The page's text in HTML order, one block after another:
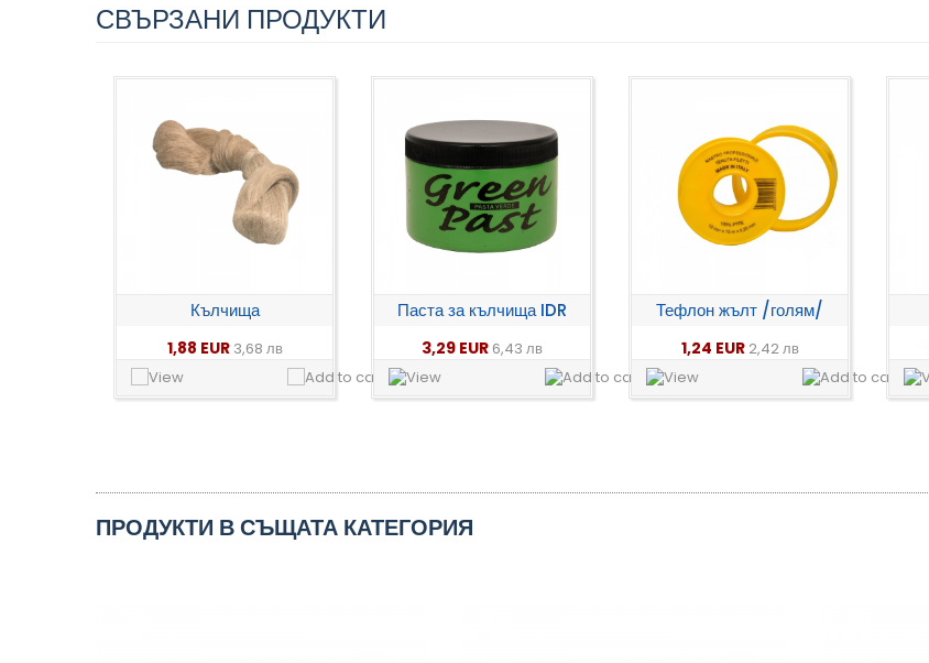
СВЪРЗАНИ ПРОДУКТИ
Кълчища
1,88 EUR 3,68 лв
Паста за кълчища IDR
3,29 EUR 6,43 лв
Тефлон жълт /голям/
1,24 EUR 2,42 лв
ПРОДУКТИ В СЪЩАТА КАТЕГОРИЯ